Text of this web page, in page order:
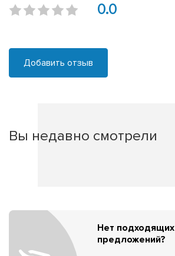
0.0
Добавить отзыв
Вы недавно смотрели
Нет подходящих
предложений?